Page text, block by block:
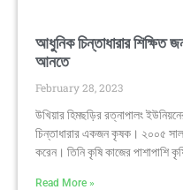
আধুনিক চিন্তাধারার শিক্ষিত
আনতে
February 28, 2023
উখিয়ার হিমছড়ির রত্নাপালং
চিন্তাধারার একজন কৃষক। ২০০৫ সাল
করেন। তিনি কৃষি কাজের পাশাপাশি
Read More »